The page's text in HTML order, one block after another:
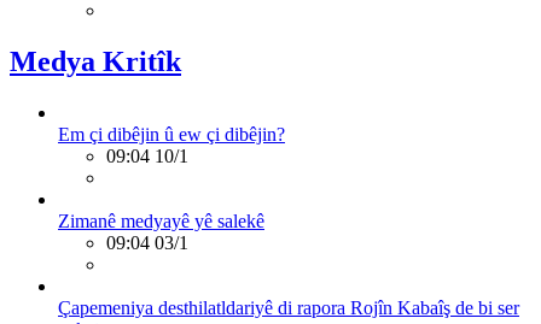
Medya Kritîk
Em çi dibêjin û ew çi dibêjin?
09:04 10/1
Zimanê medyayê yê salekê
09:04 03/1
Çapemeniya desthilatldariyê di rapora Rojîn Kabaîş de bi ser